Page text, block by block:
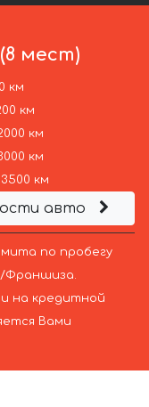
мест)
км
км
км
км
км
авто
по пробегу
Франшиза.
на кредитной
Вами